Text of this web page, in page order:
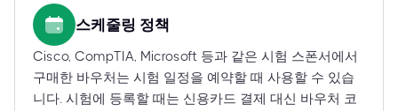
스케줄링 정책
Cisco, CompTIA, Microsoft 등과 같은 시험 스폰서에서
구매한 바우처는 시험 일정을 예약할 때 사용할 수 있습
니다. 시험에 등록할 때는 신용카드 결제 대신 바우처 코